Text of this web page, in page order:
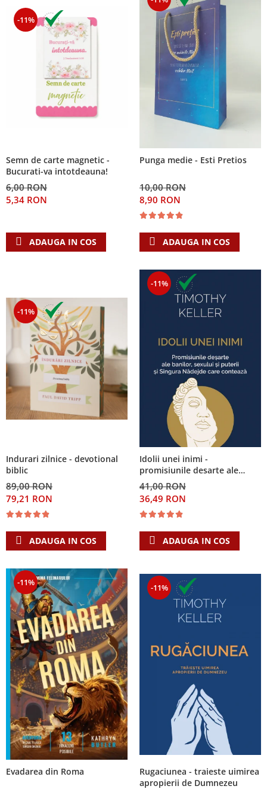
-11%
Semn de carte magnetic -
Bucurati-va intotdeauna!
6,00 RON
5,34 RON
ADAUGA IN COS
Punga medie - Esti Pretios
10,00 RON
8,90 RON
ADAUGA IN COS
-11%
Indurari zilnice - devotional
biblic
89,00 RON
79,21 RON
ADAUGA IN COS
-11%
Idolii unei inimi -
promisiunile desarte ale
banilor, sexului si puterii si
Singura Nadejde care
conteaza
41,00 RON
36,49 RON
ADAUGA IN COS
-11%
Evadarea din Roma
-11%
Rugaciunea - traieste uimirea
apropierii de Dumnezeu